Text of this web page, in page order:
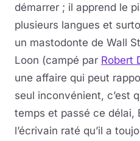
démarrer ; il apprend le
plusieurs langues et
un mastodonte de Wall
Loon (campé par Robert
une affaire qui peut
seul inconvénient, c’est
temps et passé ce délai,
l’écrivain raté qu’il a